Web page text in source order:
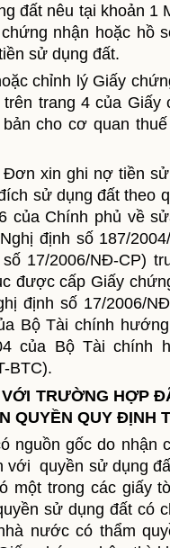
đất nêu tại khoản 1
nhận hoặc hồ
sử dụng đất.
chỉnh lý Giấy
trang 4 của
cho cơ quan
xin ghi nợ tiền
sử dụng đất theo
của Chính phủ về
định số 187/
17/2006/NĐ-CP)
được cấp Giấy
định số 17/2006/
Bộ Tài chính
của Bộ Tài
BTC).
TRƯỜNG HỢP
QUYỀN QUY ĐỊNH
nguồn gốc do nhận
với quyền sử dụng
một trong các giấy
sử dụng đất có
nước có thẩm